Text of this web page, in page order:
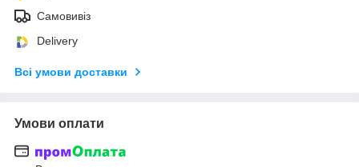
Самовивіз
Delivery
Всі умови доставки
Умови оплати